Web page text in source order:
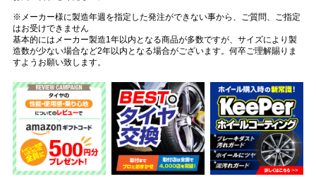
※メーカー様に製造年週を指定した発注ができない事から、ご質問、ご指定
はお受けできません
基本的にはメーカー製造1年以内となる商品が多数ですが、サイズにより製
造数が少ない場合など2年以内となる場合がございます。何卒ご理解賜りま
すようお願い致します。